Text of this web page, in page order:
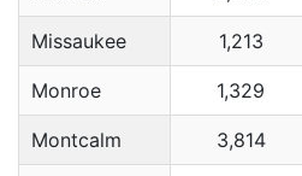
Missaukee 1,213
Monroe 1,329
Montcalm 3,814